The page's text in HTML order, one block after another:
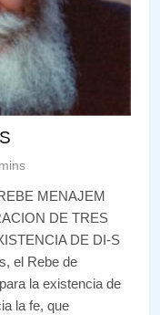
MENAJEM
DE TRES
DE DI-S
el Rebe de
la existencia de
la fe, que